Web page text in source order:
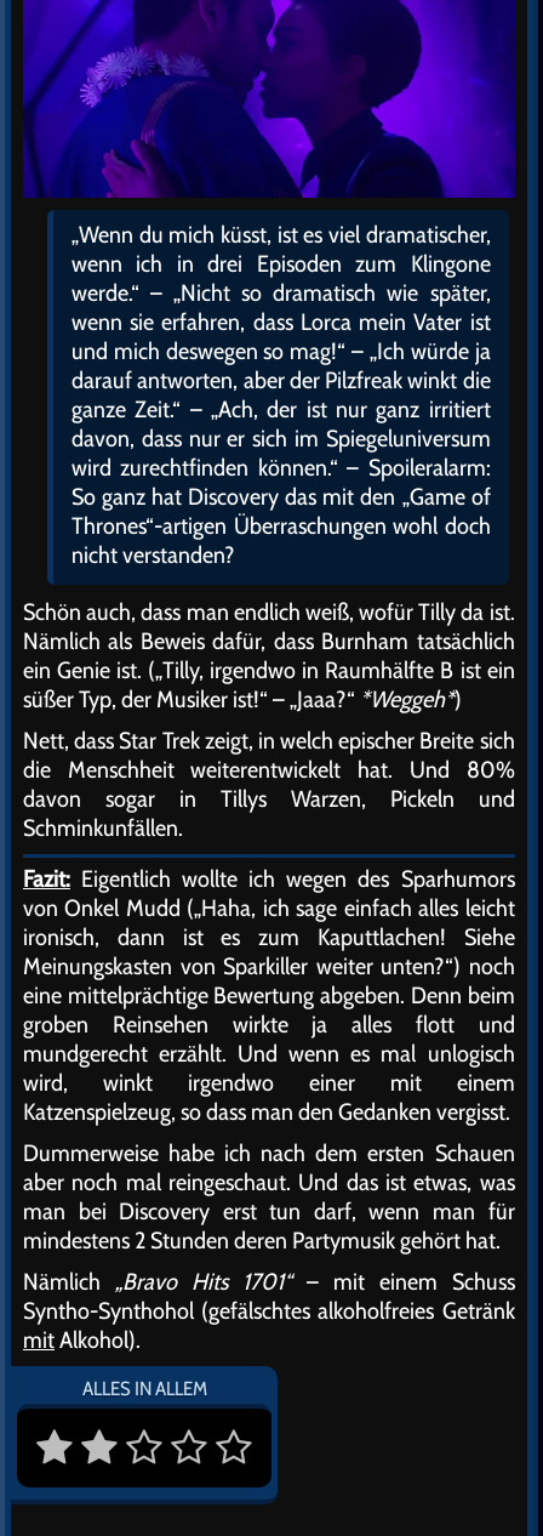
„Wenn du mich küsst, ist es viel dramatischer,
wenn ich in drei Episoden zum Klingone
werde.“ – „Nicht so dramatisch wie später,
wenn sie erfahren, dass Lorca mein Vater ist
und mich deswegen so mag!“ – „Ich würde ja
darauf antworten, aber der Pilzfreak winkt die
ganze Zeit.“ – „Ach, der ist nur ganz irritiert
davon, dass nur er sich im Spiegeluniversum
wird zurechtfinden können.“ – Spoileralarm:
So ganz hat Discovery das mit den „Game of
Thrones“-artigen Überraschungen wohl doch
nicht verstanden?
Schön auch, dass man endlich weiß, wofür Tilly da ist.
Nämlich als Beweis dafür, dass Burnham tatsächlich
ein Genie ist. („Tilly, irgendwo in Raumhälfte B ist ein
süßer Typ, der Musiker ist!“ – „Jaaa?“ *Weggeh*)
Nett, dass Star Trek zeigt, in welch epischer Breite sich
die Menschheit weiterentwickelt hat. Und 80%
davon sogar in Tillys Warzen, Pickeln und
Schminkunfällen.
Fazit: Eigentlich wollte ich wegen des Sparhumors
von Onkel Mudd („Haha, ich sage einfach alles leicht
ironisch, dann ist es zum Kaputtlachen! Siehe
Meinungskasten von Sparkiller weiter unten?“) noch
eine mittelprächtige Bewertung abgeben. Denn beim
groben Reinsehen wirkte ja alles flott und
mundgerecht erzählt. Und wenn es mal unlogisch
wird, winkt irgendwo einer mit einem
Katzenspielzeug, so dass man den Gedanken vergisst.
Dummerweise habe ich nach dem ersten Schauen
aber noch mal reingeschaut. Und das ist etwas, was
man bei Discovery erst tun darf, wenn man für
mindestens 2 Stunden deren Partymusik gehört hat.
Nämlich „Bravo Hits 1701“– mit einem Schuss
Syntho-Synthohol (gefälschtes alkoholfreies Getränk
mitAlkohol).
ALLES IN ALLEM